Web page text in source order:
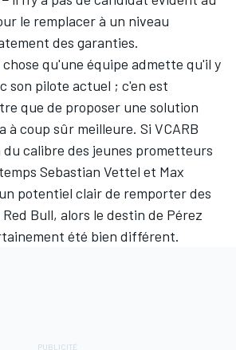
le remplacer à un niveau
des garanties.
qu'une équipe admette qu'il y
son pilote actuel ; c'en est
que de proposer une solution
coup sûr meilleure. Si VCARB
calibre des jeunes prometteurs
Sebastian Vettel et Max
potentiel clair de remporter des
Bull, alors le destin de Pérez
été bien différent.